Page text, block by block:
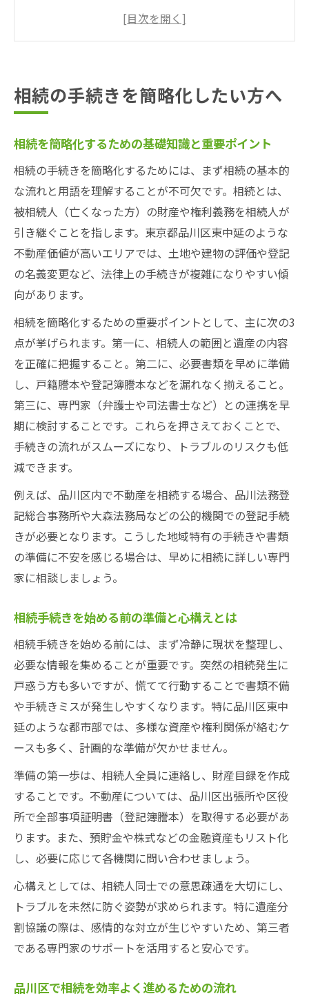
相続手続きを始める前の準備と心構えとは
相続手続きの負担を減らす実践的なコツを
東京都品川区東中延の相続簡素化のコツ
品川区で相続を簡単に進めるための具体策
相続手続きで利用できる区役所のサポート
活用法
品川区の登記や謄本取得をスムーズに行う
方法
相続でよくあるトラブルとその回避ポイン
ト
品川区で相続相談できる窓口の選び方を解
説
手間なく進める相続手続きのポイント
相続手続きの流れと手間を減らす工夫の解
説
相続書類の取得を効率化する具体的な方法
相続でよく使われる区役所サービスの活用
登記簿謄本や地番図の取得を簡単にするコ
ツ
相続登記をスピーディに終えるためのポイ
ント
相続手続きを効率化する最新の取り組みを
紹介
全部事項証明書を活用した相続効率化の方
法
相続の手続きを一括で進めるためのポイン
ト
専門家のサポートで相続を迅速に進めるコ
ツ
相続に必要な書類を漏れなく準備する方法
相続の相談先選びで注意したい点
相続相談先を選ぶ際に確認すべきポイント
品川区の相談窓口の違いと選び方のコツ
相続で頼れる専門家の特徴と選定基準
区役所や法務局を利用した相談方法の紹介
相続相談で注意したいトラブル回避策
資産継承を安心して進めるための秘訣
相続で資産継承を成功させるための心得
相続の手続きを簡略化したい方へ
相続を簡略化するための基礎知識と重要ポイント
相続の手続きを簡略化するためには、まず相続の基本的
な流れと用語を理解することが不可欠です。相続とは、
被相続人（亡くなった方）の財産や権利義務を相続人が
引き継ぐことを指します。東京都品川区東中延のような
不動産価値が高いエリアでは、土地や建物の評価や登記
の名義変更など、法律上の手続きが複雑になりやすい傾
向があります。
相続を簡略化するための重要ポイントとして、主に次の3
点が挙げられます。第一に、相続人の範囲と遺産の内容
を正確に把握すること。第二に、必要書類を早めに準備
し、戸籍謄本や登記簿謄本などを漏れなく揃えること。
第三に、専門家（弁護士や司法書士など）との連携を早
期に検討することです。これらを押さえておくことで、
手続きの流れがスムーズになり、トラブルのリスクも低
減できます。
例えば、品川区内で不動産を相続する場合、品川法務登
記総合事務所や大森法務局などの公的機関での登記手続
きが必要となります。こうした地域特有の手続きや書類
の準備に不安を感じる場合は、早めに相続に詳しい専門
家に相談しましょう。
相続手続きを始める前の準備と心構えとは
相続手続きを始める前には、まず冷静に現状を整理し、
必要な情報を集めることが重要です。突然の相続発生に
戸惑う方も多いですが、慌てて行動することで書類不備
や手続きミスが発生しやすくなります。特に品川区東中
延のような都市部では、多様な資産や権利関係が絡むケ
ースも多く、計画的な準備が欠かせません。
準備の第一歩は、相続人全員に連絡し、財産目録を作成
することです。不動産については、品川区出張所や区役
所で全部事項証明書（登記簿謄本）を取得する必要があ
ります。また、預貯金や株式などの金融資産もリスト化
し、必要に応じて各機関に問い合わせましょう。
心構えとしては、相続人同士での意思疎通を大切にし、
トラブルを未然に防ぐ姿勢が求められます。特に遺産分
割協議の際は、感情的な対立が生じやすいため、第三者
である専門家のサポートを活用すると安心です。
品川区で相続を効率よく進めるための流れ